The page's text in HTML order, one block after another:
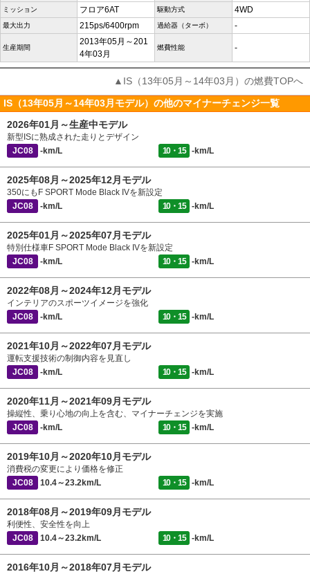
ミッション フロア6AT 駆動方式 4WD
最大出力 215ps/6400rpm 過給器（ターボ） -
生産期間
2013年05月～201
4年03月
燃費性能 -
▲IS（13年05月～14年03月）の燃費TOPへ
IS（13年05月～14年03月モデル）の他のマイナーチェンジ一覧
2026年01月～生産中モデル
新型ISに熟成された走りとデザイン
JC08
-km/L 10・15 -km/L
2025年08月～2025年12月モデル
350にもF SPORT Mode Black IVを新設定
JC08
-km/L 10・15 -km/L
2025年01月～2025年07月モデル
特別仕様車F SPORT Mode Black IVを新設定
JC08
-km/L 10・15 -km/L
2022年08月～2024年12月モデル
インテリアのスポーツイメージを強化
JC08
-km/L 10・15 -km/L
2021年10月～2022年07月モデル
運転支援技術の制御内容を見直し
JC08
-km/L 10・15 -km/L
2020年11月～2021年09月モデル
操縦性、乗り心地の向上を含む、マイナーチェンジを実施
JC08
-km/L 10・15 -km/L
2019年10月～2020年10月モデル
消費税の変更により価格を修正
JC08
10.4～23.2km/L 10・15 -km/L
2018年08月～2019年09月モデル
利便性、安全性を向上
JC08
10.4～23.2km/L 10・15 -km/L
2016年10月～2018年07月モデル